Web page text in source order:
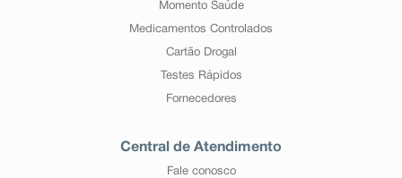
Momento Saúde
Medicamentos Controlados
Cartão Drogal
Testes Rápidos
Fornecedores
Central de Atendimento
Fale conosco